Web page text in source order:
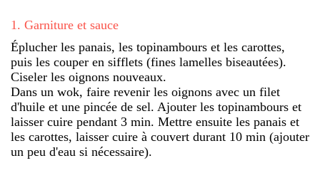
1 . Garniture et sauce
Éplucher les panais, les topinambours et les carottes,
puis les couper en sifflets (fines lamelles biseautées).
Ciseler les oignons nouveaux.
Dans un wok, faire revenir les oignons avec un filet
d'huile et une pincée de sel. Ajouter les topinambours et
laisser cuire pendant 3 min. Mettre ensuite les panais et
les carottes, laisser cuire à couvert durant 10 min (ajouter
un peu d'eau si nécessaire).